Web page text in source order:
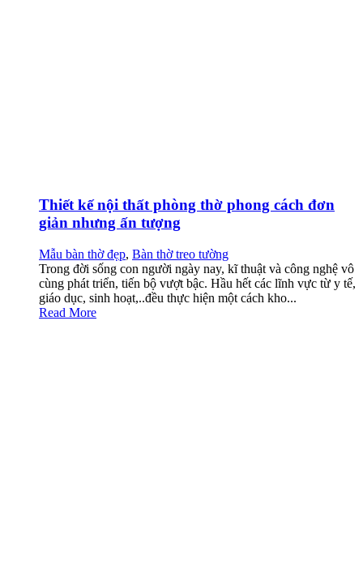
Thiết kế nội thất phòng thờ phong cách đơn
giản nhưng ấn tượng
Mẫu bàn thờ đẹp, Bàn thờ treo tường
Trong đời sống con người ngày nay, kĩ thuật và công nghệ vô
cùng phát triển, tiến bộ vượt bậc. Hầu hết các lĩnh vực từ y tế,
giáo dục, sinh hoạt,..đều thực hiện một cách kho...
Read More